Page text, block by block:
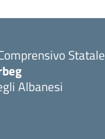
Statale
Albanesi